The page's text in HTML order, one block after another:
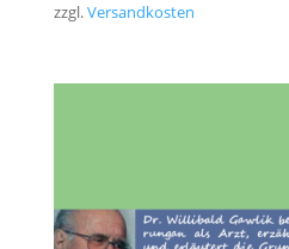
zzgl.Versandkosten